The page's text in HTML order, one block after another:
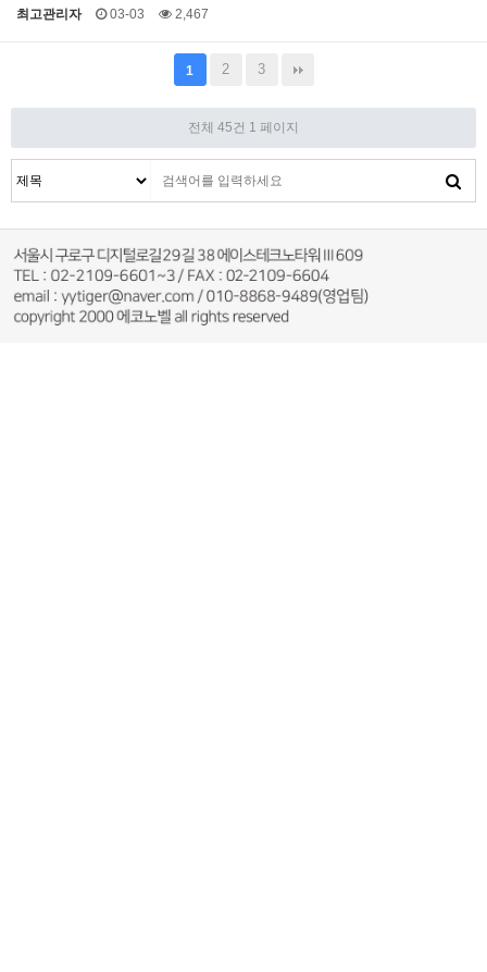
최고관리자 03-03 2,467
1 2 3
전체 45건 1 페이지